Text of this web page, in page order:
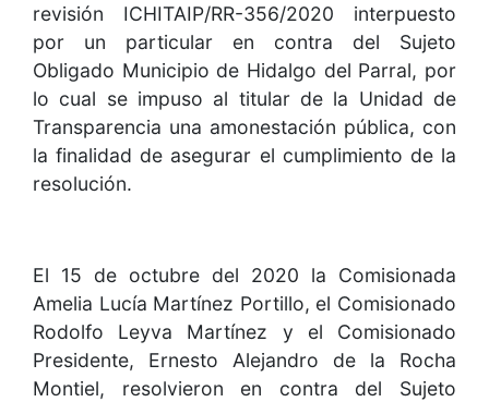
revisión ICHITAIP/RR-356/2020 interpuesto
por un particular en contra del Sujeto
Obligado Municipio de Hidalgo del Parral, por
lo cual se impuso al titular de la Unidad de
Transparencia una amonestación pública, con
la finalidad de asegurar el cumplimiento de la
resolución.
El 15 de octubre del 2020 la Comisionada
Amelia Lucía Martínez Portillo, el Comisionado
Rodolfo Leyva Martínez y el Comisionado
Presidente, Ernesto Alejandro de la Rocha
Montiel, resolvieron en contra del Sujeto